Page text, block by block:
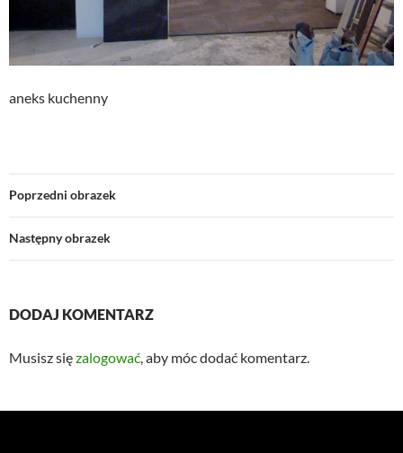
aneks kuchenny
Poprzedni obrazek
Następny obrazek
DODAJ KOMENTARZ
Musisz sięzalogować, aby móc dodać komentarz.